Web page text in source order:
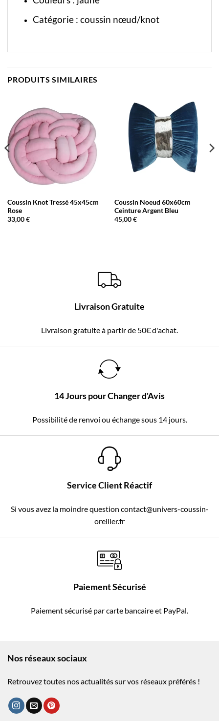
Catégorie : coussin nœud/knot
PRODUITS SIMILAIRES
Coussin Knot Tressé 45x45cm
Rose
33,00€
Coussin Noeud 60x60cm
Ceinture Argent Bleu
45,00€
Livraison Gratuite
Livraison gratuite à partir de 50€ d'achat.
14 Jours pour Changer d'Avis
Possibilité de renvoi ou échange sous 14 jours.
Service Client Réactif
Si vous avez la moindre question contact@univers-coussin-
oreiller.fr
Paiement Sécurisé
Paiement sécurisé par carte bancaire et PayPal.
Nos réseaux sociaux
Retrouvez toutes nos actualités sur vos réseaux préférés !